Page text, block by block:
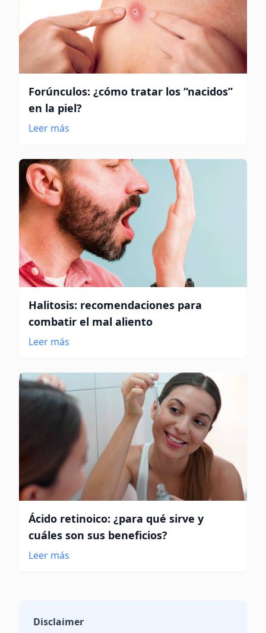
Forúnculos: ¿cómo tratar los “nacidos”
en la piel?
Leer más
Halitosis: recomendaciones para
combatir el mal aliento
Leer más
Ácido retinoico: ¿para qué sirve y
cuáles son sus beneficios?
Leer más
Disclaimer